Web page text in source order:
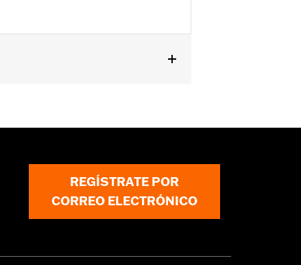
REGÍSTRATE POR
CORREO ELECTRÓNICO